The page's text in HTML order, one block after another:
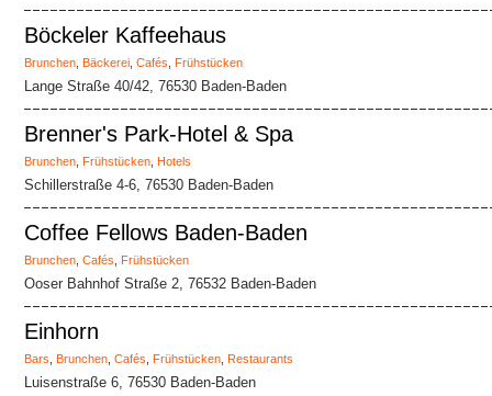
Böckeler Kaffeehaus
Brunchen Bäckerei Cafés Frühstücken
Lange Straße 40/42, 76530 Baden-Baden
Brenner's Park-Hotel & Spa
Brunchen Frühstücken Hotels
Schillerstraße 4-6, 76530 Baden-Baden
Coffee Fellows Baden-Baden
Brunchen Cafés Frühstücken
Ooser Bahnhof Straße 2, 76532 Baden-Baden
Einhorn
Bars Brunchen Cafés Frühstücken Restaurants
Luisenstraße 6, 76530 Baden-Baden